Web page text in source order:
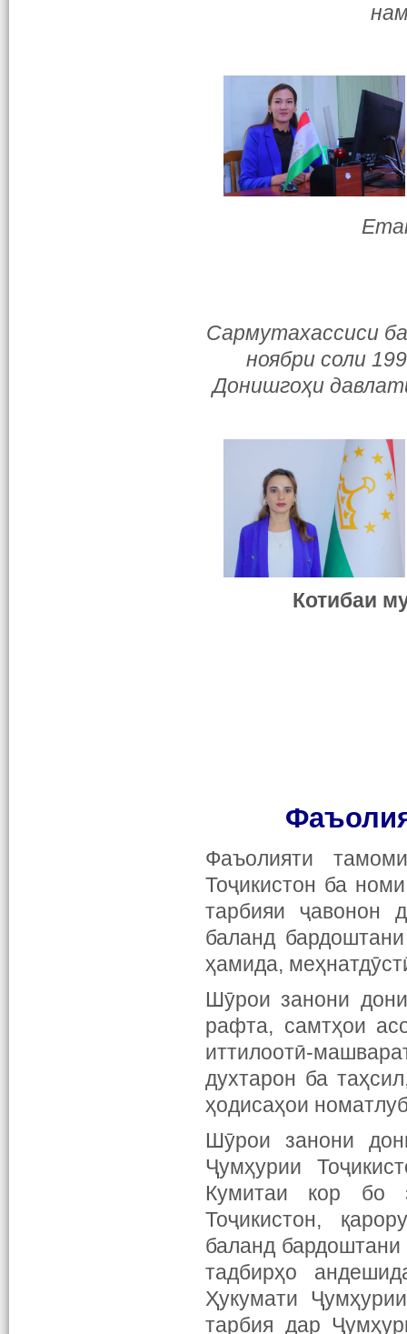
Сармутахассиси
ноябри соли
Донишгоҳи
Котибаи
Фаъолияти
Тоҷикистон ба
тарбияи ҷавонон
баланд
ҳамида,
Шӯрои занони
рафта, самтҳои
иттилоотӣ-
духтарон ба
ҳодисаҳои
Шӯрои занони
Ҷумҳурии
Кумитаи кор бо
Тоҷикистон,
баланд
тадбирҳо
Ҳукумати
тарбия дар